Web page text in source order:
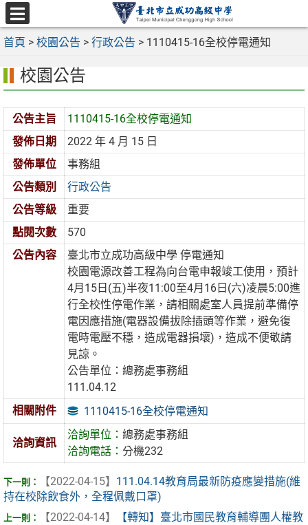
跳
至
主
容
區
選
單
首頁 > 校園公告 > 行政公告 > 1110415-16全校停電通知
校園公告
公告主旨
1110415-16全校停電通知
發佈日期
2022 年 4 月 15 日
發佈單位
事務組
公告類別
行政公告
公告等級
重要
點閱次數
570
公告內容
臺北市立成功高級中學 停電通知
校園電源改善工程為向台電申報竣工使用，預計
4月15日(五)半夜11:00至4月16日(六)凌晨5:00進
行全校性停電作業，請相關處室人員提前準備停
電因應措施(電器設備拔除插頭等作業，避免復
電時電壓不穩，造成電器損壞)，造成不便敬請
見諒。
公告單位：總務處事務組
111.04.12
相關附件
1110415-16全校停電通知
洽詢資訊
洽詢單位：總務處事務組
洽詢電話：分機232
【2022-04-15】 111.04.14教育局最新防疫應變措施(維
持在校除飲食外，全程佩戴口罩)
【2022-04-14】
【轉知】臺北市國民教育輔導團人權教